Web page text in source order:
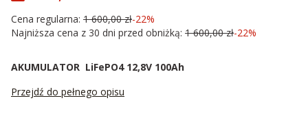
Cena regularna: 1 600,00 zł-22%
Najniższa cena z 30 dni przed obniżką: 1 600,00 zł-22%
AKUMULATOR LiFePO4 12,8V 100Ah
Przejdź do pełnego opisu